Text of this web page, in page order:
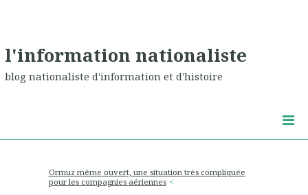
l'information nationaliste
blog nationaliste d'information et d'histoire
Ormuz même ouvert, une situation très compliquée
pour les compagnies aériennes